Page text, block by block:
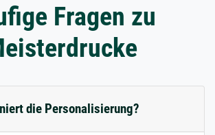
Fragen zu
die Personalisierung?